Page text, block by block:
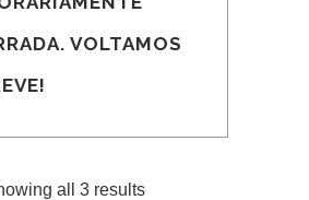
VOLTAMOS
all 3 results